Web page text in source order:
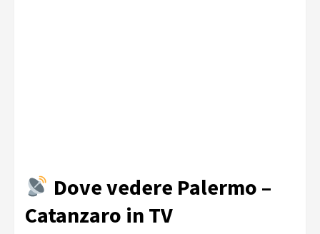
Dove vedere Palermo –
Catanzaro in TV